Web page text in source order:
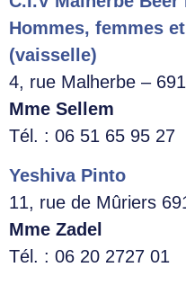
Hommes, femmes
(vaisselle)
4, rue Malherbe –
Mme Sellem
Tél. : 06 51 65 95 27
Yeshiva Pinto
11, rue de Mûriers
Mme Zadel
Tél. : 06 20 2727 01